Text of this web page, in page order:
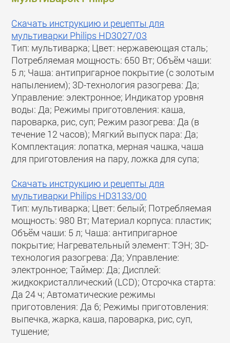
Скачать инструкцию и рецепты для
мультиварки Philips HD3027/03
Тип: мультиварка; Цвет: нержавеющая сталь;
Потребляемая мощность: 650 Вт; Объём чаши:
5 л; Чаша: антипригарное покрытие (с золотым
напылением); 3D-технология разогрева: Да;
Управление: электронное; Индикатор уровня
воды: Да; Режимы приготовления: каша,
пароварка, рис, суп; Режим разогрева: Да (в
течение 12 часов); Мягкий выпуск пара: Да;
Комплектация: лопатка, мерная чашка, чаша
для приготовления на пару, ложка для супа;
Скачать инструкцию и рецепты для
мультиварки Philips HD3133/00
Тип: мультиварка; Цвет: белый; Потребляемая
мощность: 980 Вт; Материал корпуса: пластик;
Объём чаши: 5 л; Чаша: антипригарное
покрытие; Нагревательный элемент: ТЭН; 3D-
технология разогрева: Да; Управление:
электронное; Таймер: Да; Дисплей:
жидкокристаллический (LCD); Отсрочка старта:
Да 24 ч; Автоматические режимы
приготовления: Да 6; Режимы приготовления:
выпечка, жарка, каша, пароварка, рис, суп,
тушение;